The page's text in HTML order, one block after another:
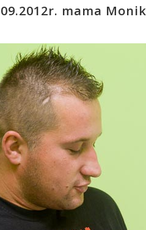
mama